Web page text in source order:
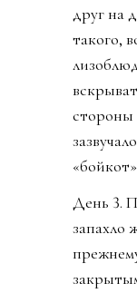
друг на
такого,
День 3.
запахло